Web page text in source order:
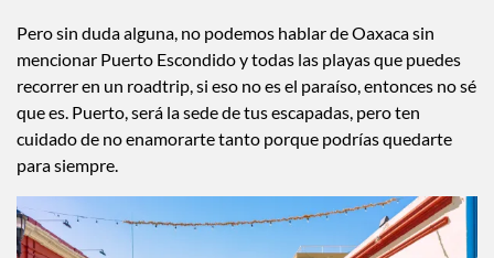
Pero sin duda alguna, no podemos hablar de Oaxaca sin
mencionar Puerto Escondido y todas las playas que puedes
recorrer en un roadtrip, si eso no es el paraíso, entonces no sé
que es. Puerto, será la sede de tus escapadas, pero ten
cuidado de no enamorarte tanto porque podrías quedarte
para siempre.